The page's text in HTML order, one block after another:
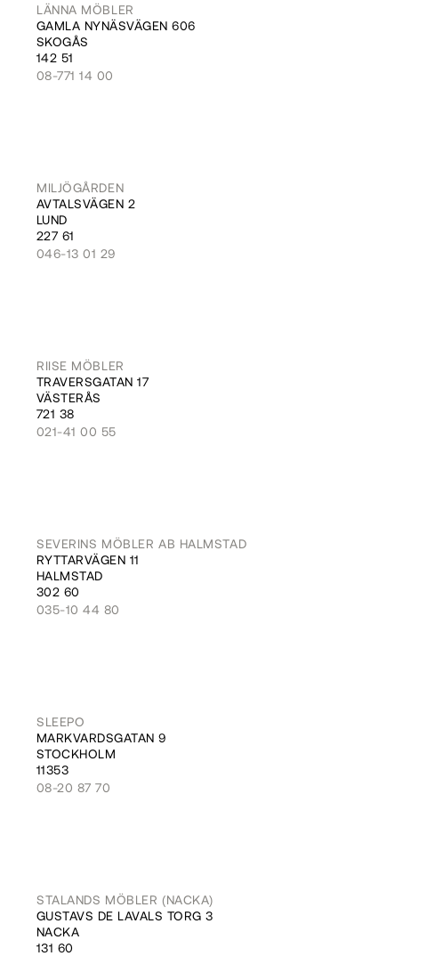
LÄNNA MÖBLER
GAMLA NYNÄSVÄGEN 606
SKOGÅS
142 51
08-771 14 00
MILJÖGÅRDEN
AVTALSVÄGEN 2
LUND
227 61
046-13 01 29
RIISE MÖBLER
TRAVERSGATAN 17
VÄSTERÅS
721 38
021-41 00 55
SEVERINS MÖBLER AB HALMSTAD
RYTTARVÄGEN 11
HALMSTAD
302 60
035-10 44 80
SLEEPO
MARKVARDSGATAN 9
STOCKHOLM
11353
08-20 87 70
STALANDS MÖBLER (NACKA)
GUSTAVS DE LAVALS TORG 3
NACKA
131 60